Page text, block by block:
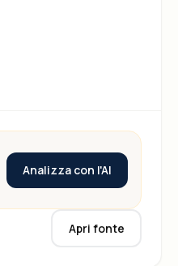
Analizza con l'AI
Apri fonte